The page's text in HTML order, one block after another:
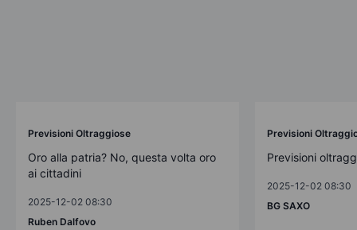
Previsioni Oltraggiose
Oro alla patria? No, questa volta oro
ai cittadini
2025-12-02 08:30
Ruben Dalfovo
Previsioni
Previsioni
2025-12-02 08:30
BG SAXO